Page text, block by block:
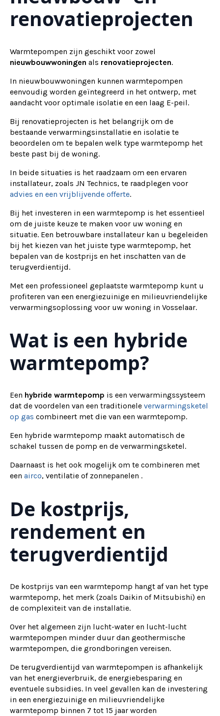
renovatieprojecten
Warmtepompen zijn geschikt voor zowel
nieuwbouwwoningen als renovatieprojecten.
In nieuwbouwwoningen kunnen warmtepompen
eenvoudig worden geïntegreerd in het ontwerp, met
aandacht voor optimale isolatie en een laag E-peil.
Bij renovatieprojecten is het belangrijk om de
bestaande verwarmingsinstallatie en isolatie te
beoordelen om te bepalen welk type warmtepomp het
beste past bij de woning.
In beide situaties is het raadzaam om een ervaren
installateur, zoals JN Technics, te raadplegen voor
advies en een vrijblijvende offerte.
Bij het investeren in een warmtepomp is het essentieel
om de juiste keuze te maken voor uw woning en
situatie. Een betrouwbare installateur kan u begeleiden
bij het kiezen van het juiste type warmtepomp, het
bepalen van de kostprijs en het inschatten van de
terugverdientijd.
Met een professioneel geplaatste warmtepomp kunt u
profiteren van een energiezuinige en milieuvriendelijke
verwarmingsoplossing voor uw woning in Vosselaar.
Wat is een hybride
warmtepomp?
Een hybride warmtepomp is een verwarmingssysteem
dat de voordelen van een traditionele verwarmingsketel
op gas combineert met die van een warmtepomp.
Een hybride warmtepomp maakt automatisch de
schakel tussen de pomp en de verwarmingsketel.
Daarnaast is het ook mogelijk om te combineren met
een airco, ventilatie of zonnepanelen .
De kostprijs,
rendement en
terugverdientijd
De kostprijs van een warmtepomp hangt af van het type
warmtepomp, het merk (zoals Daikin of Mitsubishi) en
de complexiteit van de installatie.
Over het algemeen zijn lucht-water en lucht-lucht
warmtepompen minder duur dan geothermische
warmtepompen, die grondboringen vereisen.
De terugverdientijd van warmtepompen is afhankelijk
van het energieverbruik, de energiebesparing en
eventuele subsidies. In veel gevallen kan de investering
in een energiezuinige en milieuvriendelijke
warmtepomp binnen 7 tot 15 jaar worden